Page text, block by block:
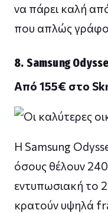
να πάρει καλή
που απλώς
8. Samsung
Από 155€ στο
Η Samsung
όσους θέλουν
εντυπωσιακή το
κρατούν υψηλά